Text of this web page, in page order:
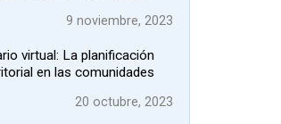
9 noviembre, 2023
virtual: La planificación
en las comunidades
20 octubre, 2023